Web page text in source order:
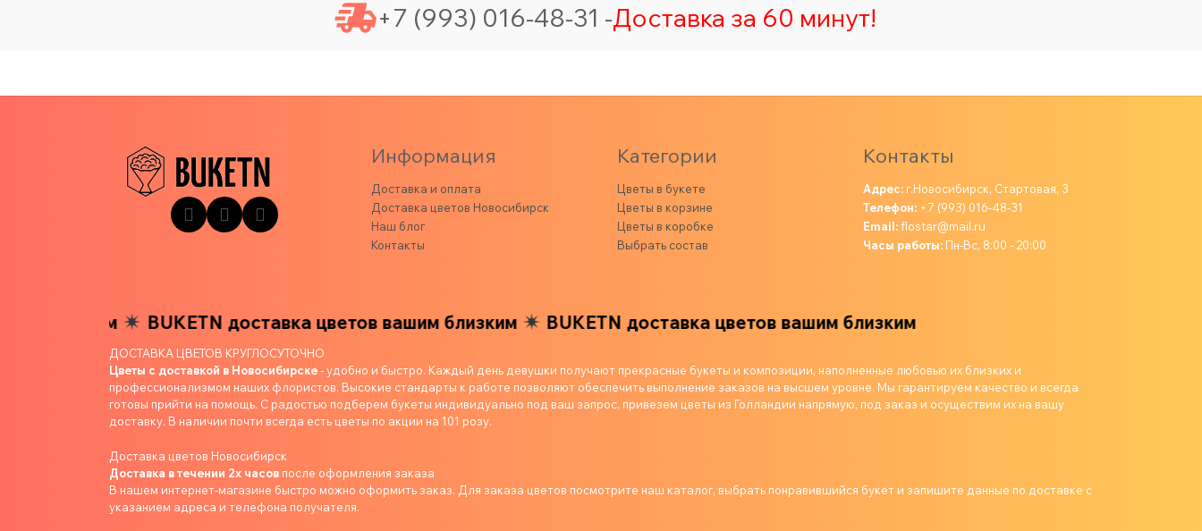
+7 (993) 016-48-31 -Доставка за 60 минут!
Информация
Доставка и оплата
Доставка цветов Новосибирск
Наш блог
Контакты
Категории
Цветы в букете
Цветы в корзине
Цветы в коробке
Выбрать состав
Контакты
Адрес: г.Новосибирск, Стартовая, 3
Телефон: +7 (993) 016-48-31
Email:flostar@mail.ru
Часы работы: Пн-Вс, 8:00 - 20:00
BUKETN доставка цветов вашим близким BUKETN доставка цветов вашим близким
ДОСТАВКА ЦВЕТОВ КРУГЛОСУТОЧНО
Цветы с доставкой в Новосибирске- удобно и быстро. Каждый день девушки получают прекрасные букеты и композиции, наполненные любовью их близких и
профессионализмом наших флористов. Высокие стандарты к работе позволяют обеспечить выполнение заказов на высшем уровне. Мы гарантируем качество и всегда
готовы прийти на помощь. С радостью подберем букеты индивидуально под ваш запрос, привезем цветы из Голландии напрямую, под заказ и осуществим их на вашу
доставку. В наличии почти всегда есть цветы по акции на 101 розу.
Доставка цветов Новосибирск
Доставка в течении 2х часов после оформления заказа
В нашем интернет-магазине быстро можно оформить заказ. Для заказа цветов посмотрите наш каталог, выбрать понравившийся букет и запишите данные по доставке с
указанием адреса и телефона получателя.